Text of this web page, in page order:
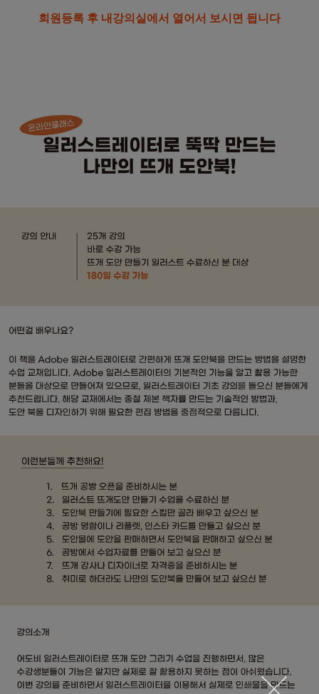
회원등록 후 내강의실에서 열어서 보시면 됩니다